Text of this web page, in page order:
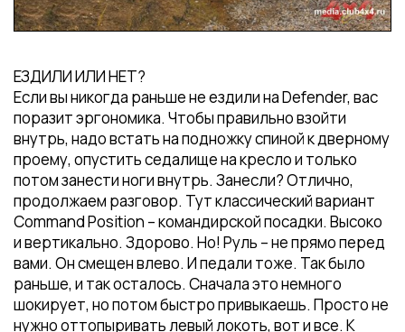
ЕЗДИЛИ ИЛИ НЕТ?
Если вы никогда раньше не ездили на Defender, вас
поразит эргономика. Чтобы правильно взойти
внутрь, надо встать на подножку спиной к дверному
проему, опустить седалище на кресло и только
потом занести ноги внутрь. Занесли? Отлично,
продолжаем разговор. Тут классический вариант
Command Position – командирской посадки. Высоко
и вертикально. Здорово. Но! Руль – не прямо перед
вами. Он смещен влево. И педали тоже. Так было
раньше, и так осталось. Сначала это немного
шокирует, но потом быстро привыкаешь. Просто не
нужно оттопыривать левый локоть, вот и все. К